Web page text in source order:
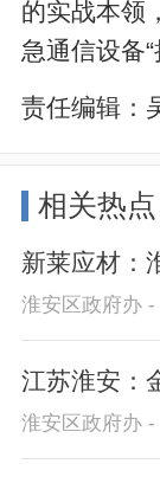
的实战本领
急通信设备“
责任编辑：
相关热点
新莱应材：
淮安区政府办 -
江苏淮安：
淮安区政府办 -